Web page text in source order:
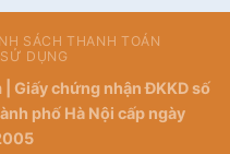
SÁCH THANH TOÁN
DỤNG
Giấy chứng nhận ĐKKD số
phố Hà Nội cấp ngày